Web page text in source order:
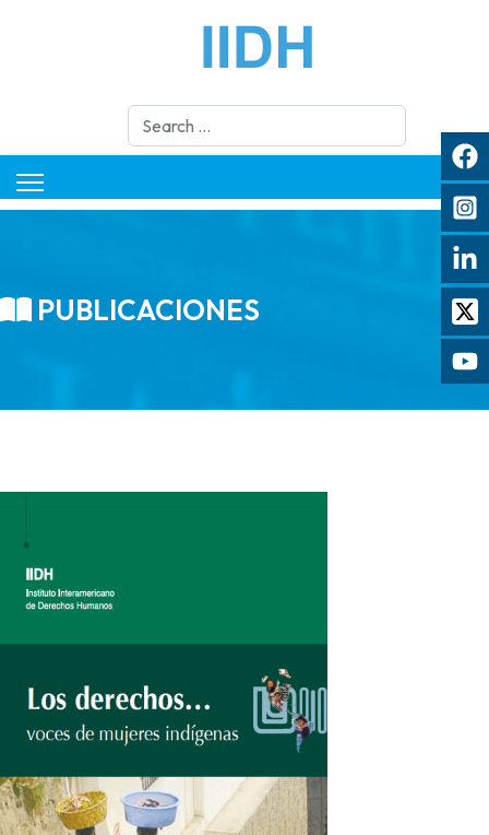
Search
PUBLICACIONES